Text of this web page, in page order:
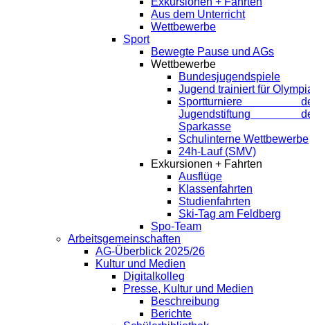
Aus dem Unterricht
Wettbewerbe
Sport
Bewegte Pause und AGs
Wettbewerbe
Bundesjugendspiele
Jugend trainiert für
Sportturniere
Jugendstiftung
Sparkasse
Schulinterne Wettbewerbe
24h-Lauf (SMV)
Exkursionen + Fahrten
Ausflüge
Klassenfahrten
Studienfahrten
Ski-Tag am Feldberg
Spo-Team
Arbeitsgemeinschaften
AG-Überblick 2025/26
Kultur und Medien
Digitalkolleg
Presse, Kultur und Medien
Beschreibung
Berichte